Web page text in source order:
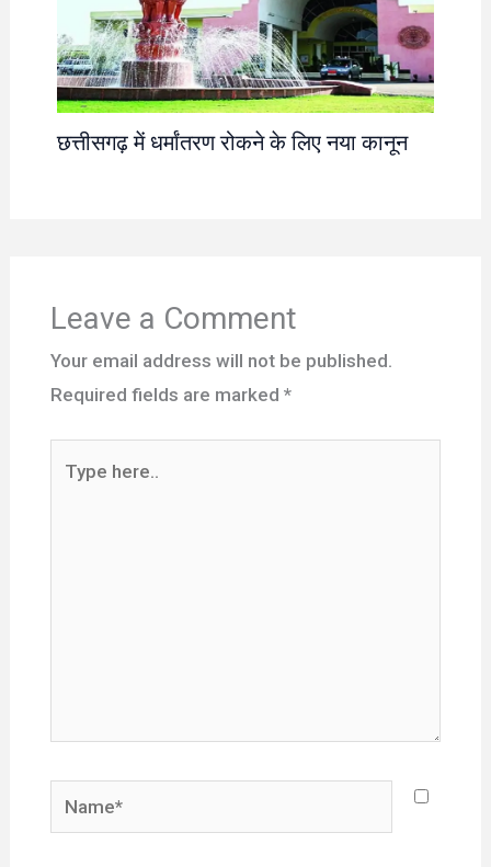
छत्तीसगढ़ में धर्मांतरण रोकने के लिए नया कानून
Leave a Comment
Your email address will not be published.
Required fields are marked *
Name*